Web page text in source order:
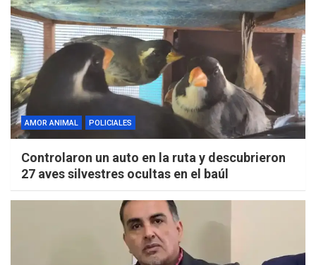
AMOR ANIMAL POLICIALES
Controlaron un auto en la ruta y descubrieron
27 aves silvestres ocultas en el baúl